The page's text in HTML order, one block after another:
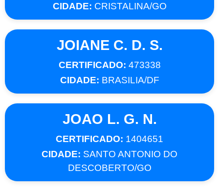
CIDADE: CRISTALINA/GO
JOIANE C. D. S.
CERTIFICADO: 473338
CIDADE: BRASILIA/DF
JOAO L. G. N.
CERTIFICADO: 1404651
CIDADE: SANTO ANTONIO DO
DESCOBERTO/GO